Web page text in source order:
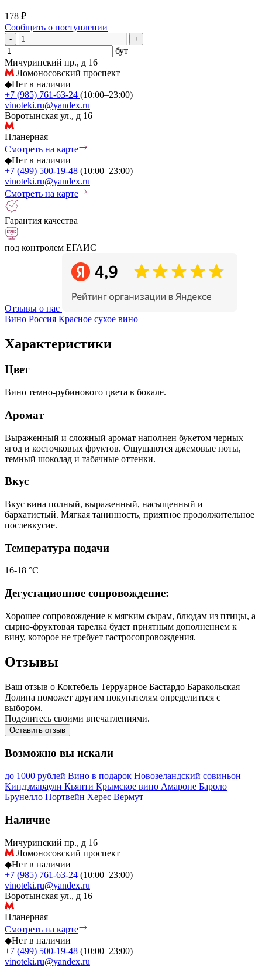
178 ₽
Сообщить о поступлении
- +
бут
Мичуринский пр., д 16
Ломоносовский проспект
◆Нет в наличии
+7 (985) 761-63-24 (10:00–23:00)
vinoteki.ru@yandex.ru
Воротынская ул., д 16
Планерная
Смотреть на карте
◆Нет в наличии
+7 (499) 500-19-48 (10:00–23:00)
vinoteki.ru@yandex.ru
Смотреть на карте
Гарантия качества
под контролем ЕГАИС
Отзывы о нас
Вино Россия Красное сухое вино
Характеристики
Цвет
Вино темно-рубинового цвета в бокале.
Аромат
Выраженный и сложный аромат наполнен букетом черных
ягод и косточковых фруктов. Ощущаются джемовые ноты,
темный шоколад и табачные оттенки.
Вкус
Вкус вина полный, выраженный, насыщенный и
бархатистый. Мягкая танинность, приятное продолжительное
послевкусие.
Температура подачи
16-18 °С
Дегустационное сопровождение:
Хорошее сопровождение к мягким сырам, блюдам из птицы, а
сырно-фруктовая тарелка будет приятным дополнением к
вину, которое не требует гастросопровождения.
Отзывы
Ваш отзыв о Коктебель Терруарное Бастардо Баракольская
Долина поможет другим покупателям определиться с
выбором.
Поделитесь своими впечатлениями.
Оставить отзыв
Возможно вы искали
до 1000 рублей Вино в подарок Новозеландский совиньон
Киндзмараули Кьянти Крымское вино Амароне Бароло
Брунелло Портвейн Херес Вермут
Наличие
Мичуринский пр., д 16
Ломоносовский проспект
◆Нет в наличии
+7 (985) 761-63-24 (10:00–23:00)
vinoteki.ru@yandex.ru
Воротынская ул., д 16
Планерная
Смотреть на карте
◆Нет в наличии
+7 (499) 500-19-48 (10:00–23:00)
vinoteki.ru@yandex.ru